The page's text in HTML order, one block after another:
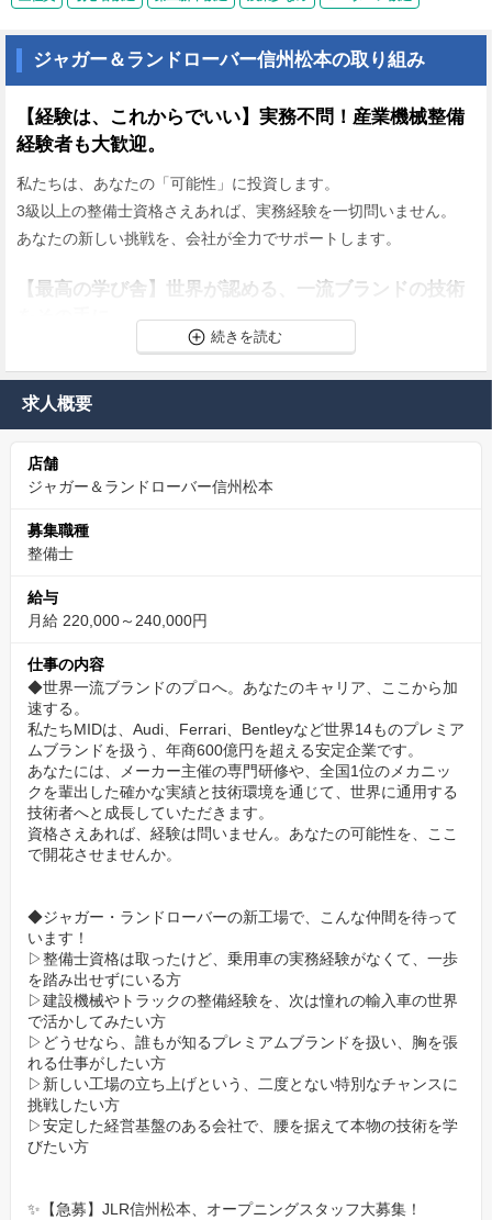
ジャガー＆ランドローバー信州松本の取り組み
【経験は、これからでいい】実務不問！産業機械整備
経験者も大歓迎。
私たちは、あなたの「可能性」に投資します。
3級以上の整備士資格さえあれば、実務経験を一切問いません。
あなたの新しい挑戦を、会社が全力でサポートします。
【最高の学び舎】世界が認める、一流ブランドの技術
Audi、Ferrari、Bentley…。私たちが扱うのは、世界が認める一流
ブランドばかり。
メーカー主催の専門研修で最先端技術を学べるのはもちろん、当
す。
多くの先輩がメーカー認定の最高峰資格『テクニカルマイスタ
ー』を取得しており、そのハイレベルな技術をすぐ側で学べる環
境です。
められます。
【プライベートを最優先】年間休日115日以上＆残業
月20h以下。
良い仕事は、充実した休息から生まれます。
私たちは、年間休日115日以上を確保。
さらに、平均残業は月20時間以内と、業界でもトップクラスの働
きやすさを実現しています。
家族との時間、趣味の時間…豊かなプライベートが、あなたのパ
フォーマンスをさらに向上させると信じています。
【キャリアを、会社が創る】充実の研修と、明確なキ
ャリアパス。
入社後は、あなたの成長をしっかりサポート。
将来的には、より高度な資格「テクニカルマイスター」の取得
や、チームを率いるリーダーへの道も拓かれています。
あなたの「なりたい姿」を、会社が一緒になって実現していきま
す。
【オープニングスタッフ募集】新しい仲間と、新しい
今回の募集は、ただの増員ではありません。
求人概要
店舗
ジャガー＆ランドローバー信州松本
募集職種
整備士
給与
月給 220,000～240,000円
仕事の内容
◆世界一流ブランドのプロへ。あなたのキャリア、ここから加
速する。
私たちMIDは、Audi、Ferrari、Bentleyなど世界14ものプレミア
ムブランドを扱う、年商600億円を超える安定企業です。
あなたには、メーカー主催の専門研修や、全国1位のメカニッ
クを輩出した確かな実績と技術環境を通じて、世界に通用する
技術者へと成長していただきます。
資格さえあれば、経験は問いません。あなたの可能性を、ここ
で開花させませんか。
◆ジャガー・ランドローバーの新工場で、こんな仲間を待って
います！
▷整備士資格は取ったけど、乗用車の実務経験がなくて、一歩
を踏み出せずにいる方
▷建設機械やトラックの整備経験を、次は憧れの輸入車の世界
で活かしてみたい方
▷どうせなら、誰もが知るプレミアムブランドを扱い、胸を張
れる仕事がしたい方
▷新しい工場の立ち上げという、二度とない特別なチャンスに
挑戦したい方
▷安定した経営基盤のある会社で、腰を据えて本物の技術を学
びたい方
✨【急募】JLR信州松本、オープニングスタッフ大募集！